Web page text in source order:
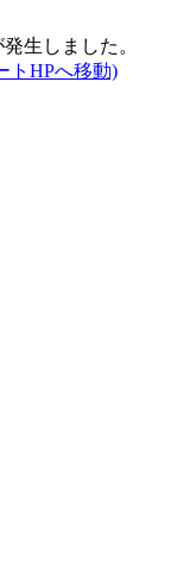
生しました。
トHPへ移動)